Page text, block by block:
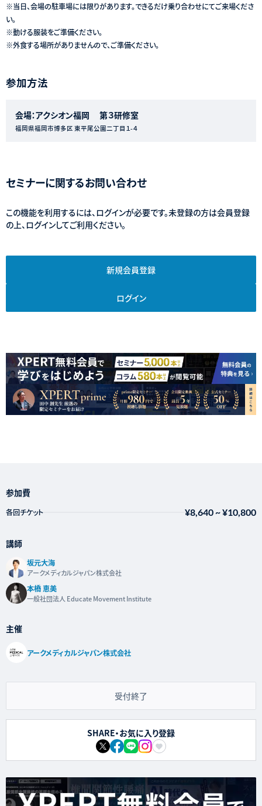
参加費
各回チケット ¥8,640~¥10,800
講師
坂元大海
アークメディカルジャパン株式会社
本橋 恵美
一般社団法人 Educate Movement Institute
主催
アークメディカルジャパン株式会社
受付終了
SHARE・お気に入り登録
※当日、会場の駐車場には限りがあります。できるだけ乗り合わせにてご来場くださ
い。
※動ける服装をご準備ください。
※外食する場所がありませんので、ご準備ください。
参加方法
会場：アクシオン福岡 第３研修室
福岡県福岡市博多区 東平尾公園二丁目１-４
セミナーに関するお問い合わせ
この機能を利用するには、ログインが必要です。未登録の方は会員登録
の上、ログインしてご利用ください。
新規会員登録
ログイン